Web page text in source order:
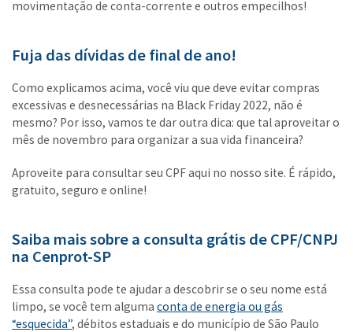
movimentação de conta-corrente e outros empecilhos!
Fuja das dívidas de final de ano!
Como explicamos acima, você viu que deve evitar compras
excessivas e desnecessárias na Black Friday 2022, não é
mesmo? Por isso, vamos te dar outra dica: que tal aproveitar o
mês de novembro para organizar a sua vida financeira?
Aproveite para consultar seu CPF aqui no nosso site. É rápido,
gratuito, seguro e online!
Saiba mais sobre a consulta grátis de CPF/CNPJ
na Cenprot-SP
Essa consulta pode te ajudar a descobrir se o seu nome está
limpo, se você tem alguma conta de energia ou gás
“esquecida”, débitos estaduais e do município de São Paulo